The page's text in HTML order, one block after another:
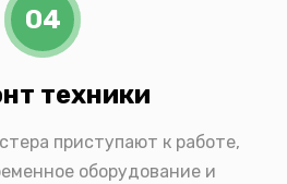
04
техники
приступают к работе,
оборудование и